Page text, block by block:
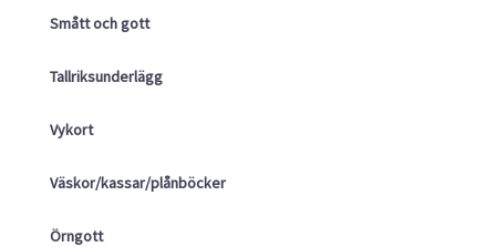
Smått och gott
Tallriksunderlägg
Vykort
Väskor/kassar/plånböcker
Örngott